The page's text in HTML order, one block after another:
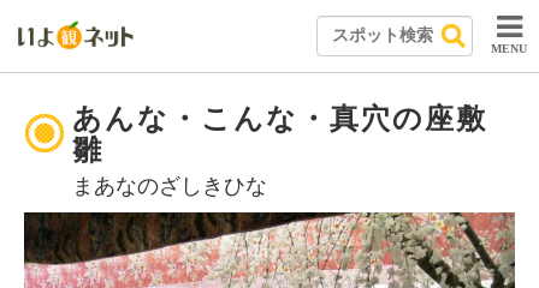
MENU
あんな・こんな・真穴の座敷
雛
まあなのざしきひな